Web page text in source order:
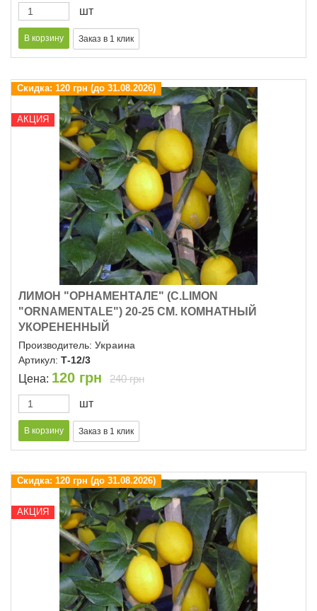
шт
АКЦИЯ
Скидка: 120 грн (до 31.08.2026)
ЛИМОН "ОРНАМЕНТАЛЕ" (C.LIMON
"ОRNAMENTALE") 20-25 СМ. КОМНАТНЫЙ
УКОРЕНЕННЫЙ
Производитель: Украина
Артикул: Т-12/3
Цена: 120 грн 240 грн
шт
АКЦИЯ
Скидка: 120 грн (до 31.08.2026)